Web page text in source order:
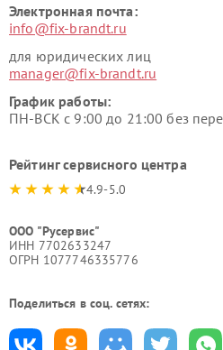
Электронная почта:
info@fix-brandt.ru
для юридических лиц
manager@fix-brandt.ru
График работы:
ПН-ВСК с 9:00 до 21:00 без
Рейтинг сервисного центра
4.9-5.0
ООО "Русервис"
ИНН 7702633247
ОГРН 1077746335776
Поделиться в соц. сетях: